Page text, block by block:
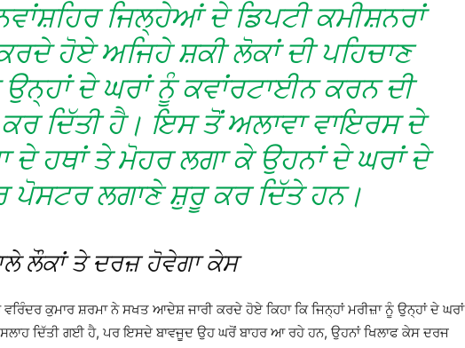
ਜਿਲ੍ਹੇਆਂ ਦੇ ਡਿਪਟੀ ਕਮੀਸ਼ਨਰਾਂ
ਹੋਏ ਅਜਿਹੇ ਸ਼ਕੀ ਲੋਕਾਂ ਦੀ ਪਹਿਚਾਣ
ਦੇ ਘਰਾਂ ਨੂੰ ਕਵਾਂਰਟਾਈਨ ਕਰਨ ਦੀ
ਦਿੱਤੀ ਹੈ। ਇਸ ਤੋਂ ਅਲਾਵਾ ਵਾਇਰਸ ਦੇ
ਦੇ ਹਥਾਂ ਤੇ ਮੋਹਰ ਲਗਾ ਕੇ ਉਹਨਾਂ ਦੇ ਘਰਾਂ ਦੇ
ਪੋਸਟਰ ਲਗਾਣੇ ਸ਼ੁਰੂ ਕਰ ਦਿੱਤੇ ਹਨ।
ਲੌਕਾਂ ਤੇ ਦਰਜ਼ ਹੋਵੇਗਾ ਕੇਸ
ਕੁਮਾਰ ਸ਼ਰਮਾ ਨੇ ਸਖਤ ਆਦੇਸ਼ ਜਾਰੀ ਕਰਦੇ ਹੋਏ ਕਿਹਾ ਕਿ ਜਿਨ੍ਹਾਂ ਮਰੀਜ਼ਾ ਨੂੰ ਉਨ੍ਹਾਂ ਦੇ ਘਰਾਂ
ਦਿੱਤੀ ਗਈ ਹੈ, ਪਰ ਇਸਦੇ ਬਾਵਜੂਦ ਉਹ ਘਰੋਂ ਬਾਹਰ ਆ ਰਹੇ ਹਨ, ਉਹਨਾਂ ਖਿਲਾਫ ਕੇਸ ਦਰਜ